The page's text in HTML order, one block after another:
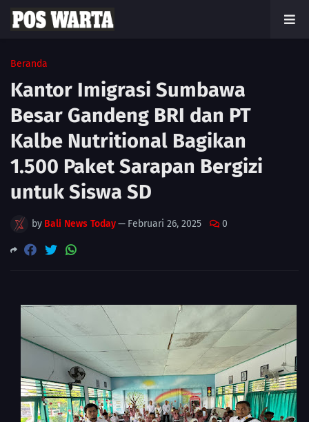
Beranda
Kantor Imigrasi Sumbawa
Besar Gandeng BRI dan PT
Kalbe Nutritional Bagikan
1.500 Paket Sarapan Bergizi
untuk Siswa SD
by Bali News Today— Februari 26, 2025 0